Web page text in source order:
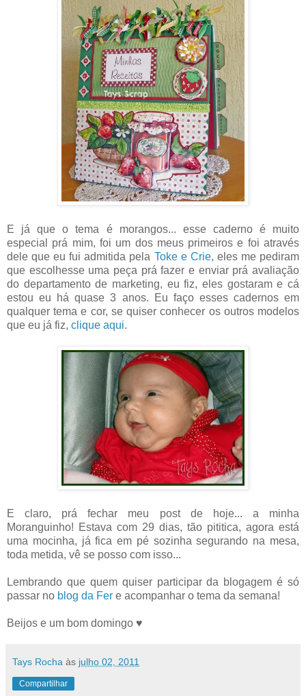
E já que o tema é morangos... esse caderno é muito
especial prá mim, foi um dos meus primeiros e foi através
dele que eu fui admitida pela Toke e Crie, eles me pediram
que escolhesse uma peça prá fazer e enviar prá avaliação
do departamento de marketing, eu fiz, eles gostaram e cá
estou eu há quase 3 anos. Eu faço esses cadernos em
qualquer tema e cor, se quiser conhecer os outros modelos
que eu já fiz, clique aqui.
E claro, prá fechar meu post de hoje... a minha
Moranguinho! Estava com 29 dias, tão pititica, agora está
uma mocinha, já fica em pé sozinha segurando na mesa,
toda metida, vê se posso com isso...
Lembrando que quem quiser participar da blogagem é só
passar no blog da Fer e acompanhar o tema da semana!
Beijos e um bom domingo ♥
Tays Rocha às julho 02, 2011
Compartilhar